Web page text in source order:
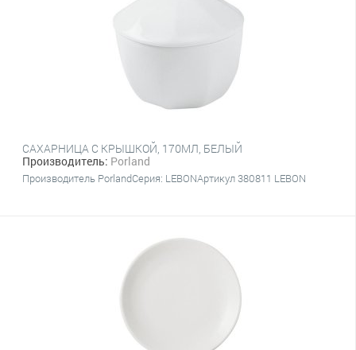
САХАРНИЦА С КРЫШКОЙ, 170МЛ, БЕЛЫЙ
Производитель: Porland
Производитель PorlandСерия: LEBONАртикул 380811 LEBON